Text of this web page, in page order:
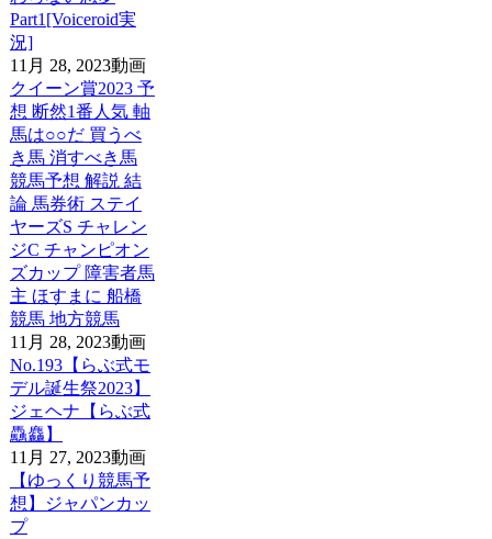
Part1[Voiceroid実
況]
11月 28, 2023動画
クイーン賞2023 予
想 断然1番人気 軸
馬は○○だ 買うべ
き馬 消すべき馬
競馬予想 解説 結
論 馬券術 ステイ
ヤーズS チャレン
ジC チャンピオン
ズカップ 障害者馬
主 ほすまに 船橋
競馬 地方競馬
11月 28, 2023動画
No.193【らぶ式モ
デル誕生祭2023】
ジェヘナ【らぶ式
驫麤】
11月 27, 2023動画
【ゆっくり競馬予
想】ジャパンカッ
プ